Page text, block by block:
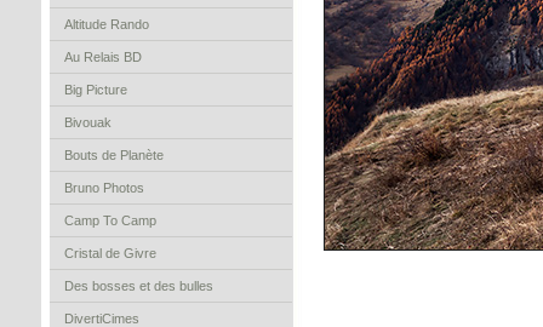
Altitude Rando
Au Relais BD
Big Picture
Bivouak
Bouts de Planète
Bruno Photos
Camp To Camp
Cristal de Givre
Des bosses et des bulles
DivertiCimes